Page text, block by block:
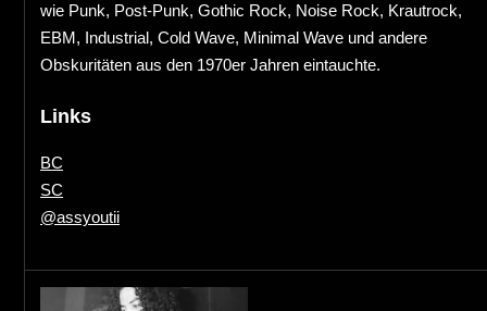
wie Punk, Post-Punk, Gothic Rock, Noise Rock, Krautrock,
EBM, Industrial, Cold Wave, Minimal Wave und andere
Obskuritäten aus den 1970er Jahren eintauchte.
Links
BC
SC
@assyoutii